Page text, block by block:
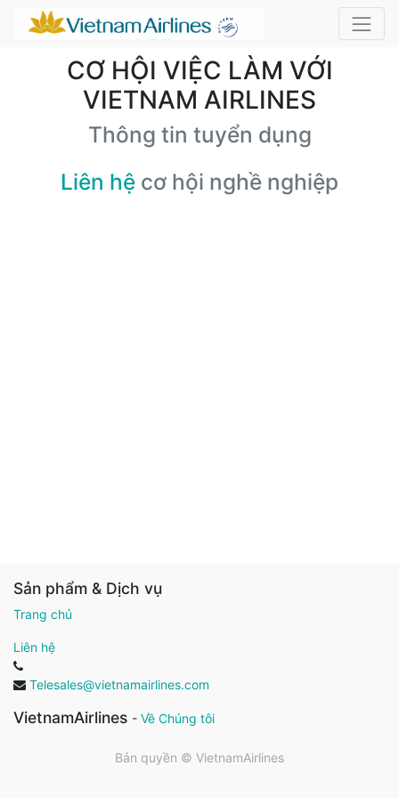
CƠ HỘI VIỆC LÀM VỚI
VIETNAM AIRLINES
Thông tin tuyển dụng
Liên hệ cơ hội nghề nghiệp
Sản phẩm & Dịch vụ
Trang chủ
Liên hệ
Telesales@vietnamairlines.com
VietnamAirlines - Về Chúng tôi
Bản quyền © VietnamAirlines